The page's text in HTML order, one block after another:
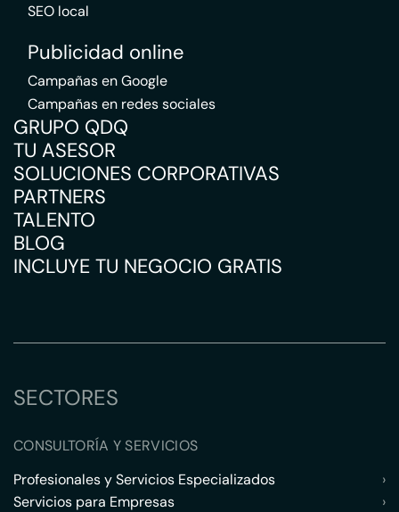
SEO local
Publicidad online
Campañas en Google
Campañas en redes sociales
GRUPO QDQ
TU ASESOR
SOLUCIONES CORPORATIVAS
PARTNERS
TALENTO
BLOG
INCLUYE TU NEGOCIO GRATIS
SECTORES
CONSULTORÍA Y SERVICIOS
Profesionales y Servicios Especializados
›
Servicios para Empresas
›